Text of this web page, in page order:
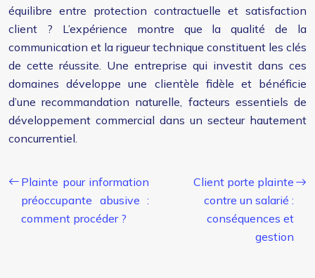
équilibre entre protection contractuelle et satisfaction
client ? L’expérience montre que la qualité de la
communication et la rigueur technique constituent les clés
de cette réussite. Une entreprise qui investit dans ces
domaines développe une clientèle fidèle et bénéficie
d’une recommandation naturelle, facteurs essentiels de
développement commercial dans un secteur hautement
concurrentiel.
Plainte pour information
préoccupante abusive :
comment procéder ?
Client porte plainte
contre un salarié :
conséquences et
gestion